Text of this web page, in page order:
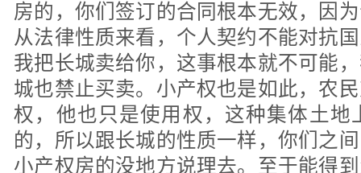
房的，你们签订的合同根本无效，因
从法律性质来看，个人契约不能对抗
我把长城卖给你，这事根本就不可能
城也禁止买卖。小产权也是如此，农
权，他也只是使用权，这种集体土地
的，所以跟长城的性质一样，你们之
小产权房的没地方说理去。至于能得